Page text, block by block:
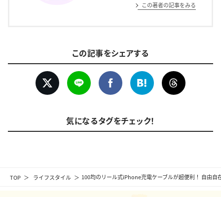
TOP ライフスタイル 100均のリール式iPhone充電ケーブルが超便利！ 自由自
この著者の記事をみる
この記事をシェアする
気になるタグをチェック！